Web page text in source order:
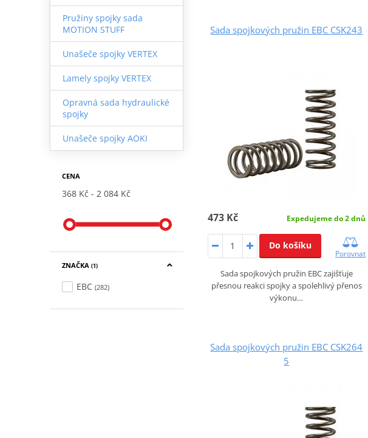
Pružiny spojky sada
MOTION STUFF
Unašeče spojky VERTEX
Lamely spojky VERTEX
Opravná sada hydraulické
spojky
Unašeče spojky AOKI
CENA
368 Kč 2 084 Kč
ZNAČKA (1)
EBC (282)
Sada spojkových pružin EBC CSK243
473 Kč Expedujeme do 2 dnů
Do košíku
Porovnat
Sada spojkových pružin EBC zajišťuje
přesnou reakci spojky a spolehlivý přenos
výkonu…
Sada spojkových pružin EBC CSK264
5